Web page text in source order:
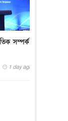
সম্পর্ক
1 day ago